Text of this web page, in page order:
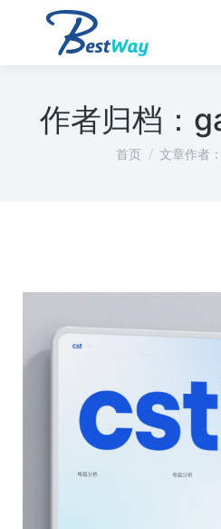
作者归档：
您在这里：
首页 文章作者